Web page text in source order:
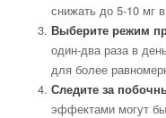
снижать до 5-10 мг
Выберите режим
один-два раза в
для более
Следите за
эффектами могут